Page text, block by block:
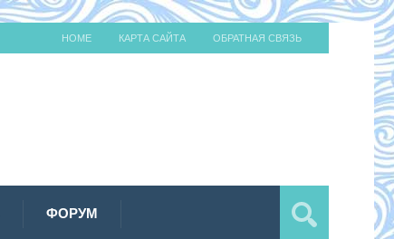
HOME КАРТА САЙТА ОБРАТНАЯ СВЯЗЬ
ФОРУМ